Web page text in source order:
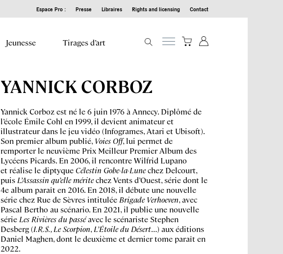
Espace Pro : Presse Libraires Rights and licensing Contact
Jeunesse Tirages d’art
YANNICK CORBOZ
Yannick Corboz est né le 6 juin 1976 à Annecy. Diplômé de
l’école Émile Cohl en 1999, il devient animateur et
illustrateur dans le jeu vidéo (Infogrames, Atari et Ubisoft).
Son premier album publié, Voies Off, lui permet de
remporter le neuvième Prix Meilleur Premier Album des
Lycéens Picards. En 2006, il rencontre Wilfrid Lupano
et réalise le diptyque Célestin Gobe-la-Lunechez Delcourt,
puis L’Assassin qu’elle méritechez Vents d’Ouest, série dont le
4e album paraît en 2016. En 2018, il débute une nouvelle
série chez Rue de Sèvres intitulée Brigade Verhoeven, avec
Pascal Bertho au scénario. En 2021, il publie une nouvelle
série Les Rivières du passéavec le scénariste Stephen
Desberg (I.R.$., Le Scorpion, L’Étoile du Désert…) aux éditions
Daniel Maghen, dont le deuxième et dernier tome paraît en
2022.